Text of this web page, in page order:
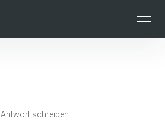
Antwort schreiben